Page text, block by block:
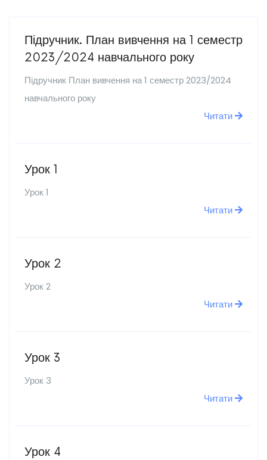
Підручник. План вивчення на 1 семестр
2023/2024 навчального року
Підручник План вивчення на 1 семестр 2023/2024
навчального року
Читати
Урок 1
Урок 1
Читати
Урок 2
Урок 2
Читати
Урок 3
Урок 3
Читати
Урок 4